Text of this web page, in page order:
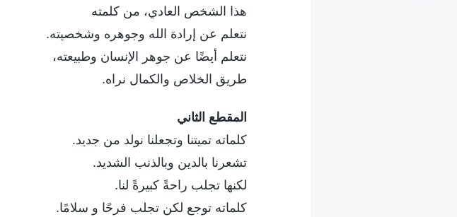
هذا الشخص العادي، من كلمته
نتعلم عن إرادة الله وجوهره وشخصيته.
نتعلم أيضًا عن جوهر الإنسان وطبيعته،
طريق الخلاص والكمال نراه.
المقطع الثاني
كلماته تميتنا وتجعلنا نولد من جديد.
تشعرنا بالدين وبالذنب الشديد.
لكنها تجلب راحةً كبيرةً لنا.
كلماته توجع لكن تجلب فرحًا و سلامًا.